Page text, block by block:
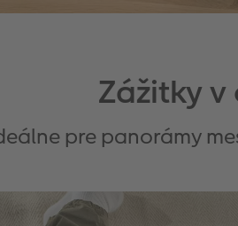
Zážitky
pre panorámy